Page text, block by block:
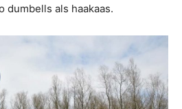
dumbells als haakaas.